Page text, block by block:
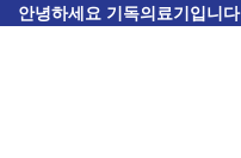
안녕하세요 기독의료기입니다